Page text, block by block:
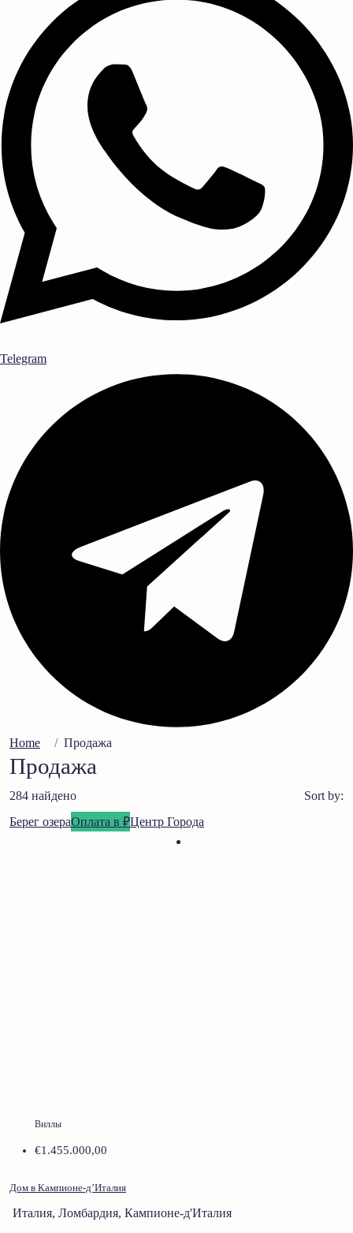
Telegram
Home Продажа
Продажа
284 найдено
Sort by:
Берег озераОплата в ₽Центр Города
Виллы
€1.455.000,00
Дом в Кампионе-д’Италия
Италия, Ломбардия, Кампионе-д'Италия